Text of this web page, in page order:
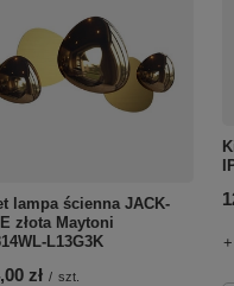
lampa ścienna JACK-
złota Maytoni
L13G3K
zł / szt.